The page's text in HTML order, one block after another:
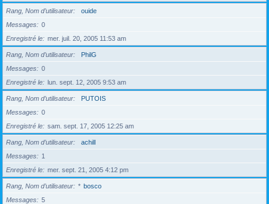
Rang, Nom d’utilisateur
ouide
Messages
0
Enregistré le
mer. juil. 20, 2005 11:53 am
Rang, Nom d’utilisateur
PhilG
Messages
0
Enregistré le
lun. sept. 12, 2005 9:53 am
Rang, Nom d’utilisateur
PUTOIS
Messages
0
Enregistré le
sam. sept. 17, 2005 12:25 am
Rang, Nom d’utilisateur
achill
Messages
1
Enregistré le
mer. sept. 21, 2005 4:12 pm
Rang, Nom d’utilisateur * bosco
Messages
5